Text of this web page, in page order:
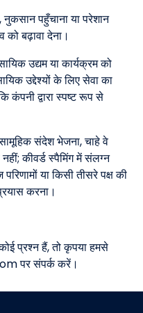
नुकसान पहुँचाना या परेशान
को बढ़ावा देना।
उद्यम या कार्यक्रम को
उद्देश्यों के लिए सेवा का
कंपनी द्वारा स्पष्ट रूप से
संदेश भेजना, चाहे वे
कीवर्ड स्पैमिंग में संलग्न
या किसी तीसरे पक्ष की
करना।
प्रश्न हैं, तो कृपया हमसे
पर संपर्क करें।